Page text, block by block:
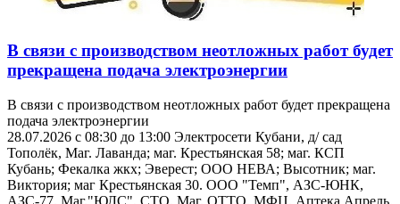
В связи с производством неотложных работ будет
прекращена подача электроэнергии
В связи с производством неотложных работ будет прекращена
подача электроэнергии
28.07.2026 с 08:30 до 13:00 Электросети Кубани, д/ сад
Тополёк, Маг. Лаванда; маг. Крестьянская 58; маг. КСП
Кубань; Фекалка жкх; Эверест; ООО НЕВА; Высотник; маг.
Виктория; маг Крестьянская 30. ООО "Темп", АЗС-ЮНК,
АЗС-77, Маг."ЮЛС", СТО, Маг. ОТТО, МФЦ, Аптека Апрель,